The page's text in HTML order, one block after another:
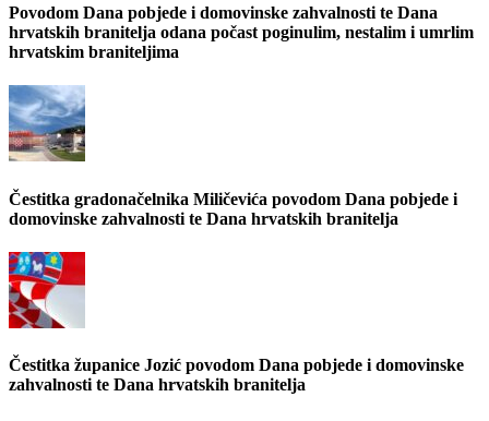
Povodom Dana pobjede i domovinske zahvalnosti te Dana
hrvatskih branitelja odana počast poginulim, nestalim i umrlim
hrvatskim braniteljima
Čestitka gradonačelnika Miličevića povodom Dana pobjede i
domovinske zahvalnosti te Dana hrvatskih branitelja
Čestitka županice Jozić povodom Dana pobjede i domovinske
zahvalnosti te Dana hrvatskih branitelja